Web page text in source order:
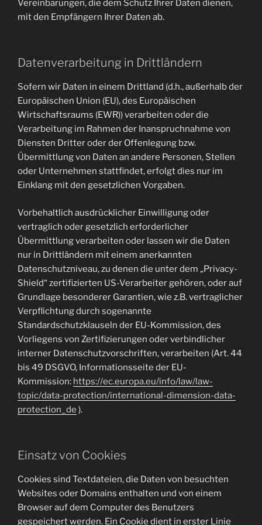
Vereinbarungen, die dem Schutz Ihrer Daten dienen,
mit den Empfängern Ihrer Daten ab.
Datenverarbeitung in Drittländern
Sofern wir Daten in einem Drittland (d.h., außerhalb der
Europäischen Union (EU), des Europäischen
Wirtschaftsraums (EWR)) verarbeiten oder die
Verarbeitung im Rahmen der Inanspruchnahme von
Diensten Dritter oder der Offenlegung bzw.
Übermittlung von Daten an andere Personen, Stellen
oder Unternehmen stattfindet, erfolgt dies nur im
Einklang mit den gesetzlichen Vorgaben.
Vorbehaltlich ausdrücklicher Einwilligung oder
vertraglich oder gesetzlich erforderlicher
Übermittlung verarbeiten oder lassen wir die Daten
nur in Drittländern mit einem anerkannten
Datenschutzniveau, zu denen die unter dem „Privacy-
Shield“ zertifizierten US-Verarbeiter gehören, oder auf
Grundlage besonderer Garantien, wie z.B. vertraglicher
Verpflichtung durch sogenannte
Standardschutzklauseln der EU-Kommission, des
Vorliegens von Zertifizierungen oder verbindlicher
interner Datenschutzvorschriften, verarbeiten (Art. 44
bis 49 DSGVO, Informationsseite der EU-
Kommission: https://ec.europa.eu/info/law/law-
topic/data-protection/international-dimension-data-
protection_de ).
Einsatz von Cookies
Cookies sind Textdateien, die Daten von besuchten
Websites oder Domains enthalten und von einem
Browser auf dem Computer des Benutzers
gespeichert werden. Ein Cookie dient in erster Linie